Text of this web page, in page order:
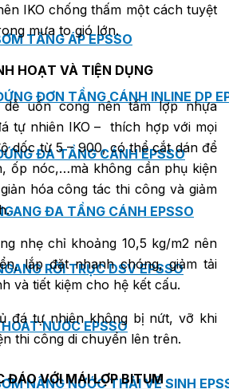
TĂNG ÁP EPSSO
ĐƠN TẦNG CÁNH INLINE DP
ĐA TẦNG CÁNH EPSSO
ĐA TẦNG CÁNH EPSSO
RỜI TRỤC DSV EPSSO
NƯỚC EPSSO
NÂNG NƯỚC THẢI VỆ SINH
IKO chống thấm một cách tuyệt
mưa to gió lớn.
HOẠT VÀ TIỆN DỤNG
uốn cong nên tấm lợp nhựa
tự nhiên IKO – thích hợp với mọi
dốc từ 5 – 900, có thể cắt dán để
ốp nóc,…mà không cần phụ kiện
hóa công tác thi công và giảm
nhẹ chỉ khoảng 10,5 kg/m2 nên
lắp đặt nhanh chóng, giảm tải
và tiết kiệm cho hệ kết cấu.
đá tự nhiên không bị nứt, vỡ khi
thi công di chuyển lên trên.
ĐÁO VỚI MÁI LỢP BITUM